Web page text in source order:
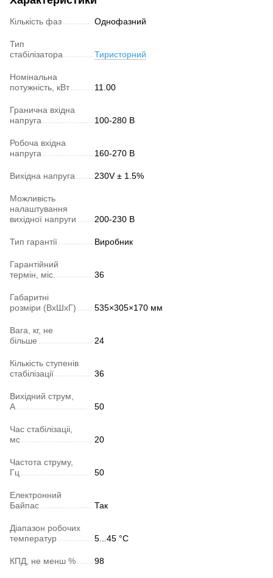
Кількість фаз Однофазний
Тип
стабілізатора
Тиристорний
Номінальна
потужність, кВт
11.00
Гранична вхідна
напруга
100-280 В
Робоча вхідна
напруга
160-270 В
Вихідна напруга 230V ± 1.5%
Можливість
налаштування
вихідної напруги
200-230 В
Тип гарантії Виробник
Гарантійний
термін, міс.
36
Габаритні
розміри (ВхШхГ)
535×305×170 мм
Вага, кг, не
більше
24
Кількість ступенів
стабілізації
36
Вихідний струм,
А
50
Час стабілізаціі,
мс
20
Частота струму,
Гц
50
Електронний
Байпас
Так
Діапазон робочих
температур
5...45 °C
КПД, не менш % 98